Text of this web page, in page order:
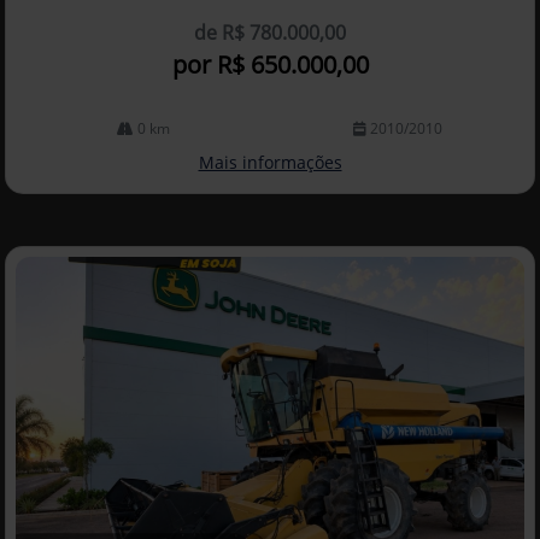
de R$ 780.000,00
por R$ 650.000,00
0 km 2010/2010
Mais informações